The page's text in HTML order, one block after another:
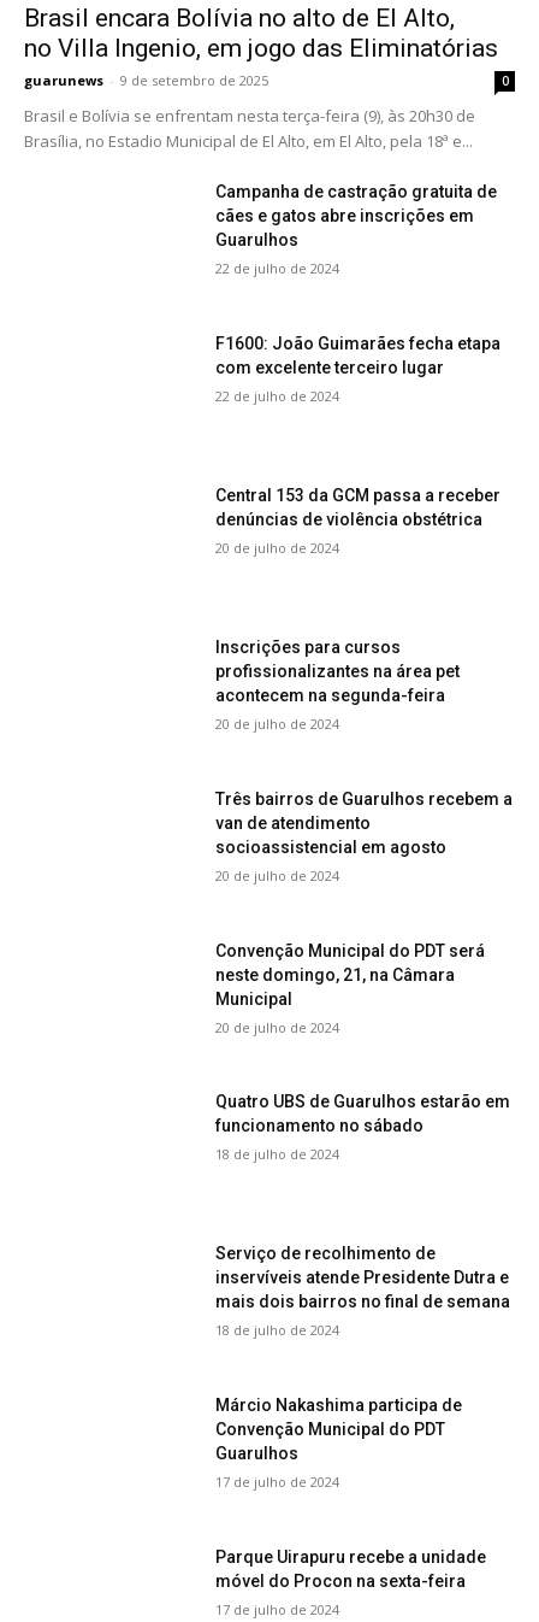
Brasil encara Bolívia no alto de El Alto,
no Villa Ingenio, em jogo das Eliminatórias
guarunews - 9 de setembro de 2025 0
Brasil e Bolívia se enfrentam nesta terça-feira (9), às 20h30 de
Brasília, no Estadio Municipal de El Alto, em El Alto, pela 18ª e...
Campanha de castração gratuita de
cães e gatos abre inscrições em
Guarulhos
22 de julho de 2024
F1600: João Guimarães fecha etapa
com excelente terceiro lugar
22 de julho de 2024
Central 153 da GCM passa a receber
denúncias de violência obstétrica
20 de julho de 2024
Inscrições para cursos
profissionalizantes na área pet
acontecem na segunda-feira
20 de julho de 2024
Três bairros de Guarulhos recebem a
van de atendimento
socioassistencial em agosto
20 de julho de 2024
Convenção Municipal do PDT será
neste domingo, 21, na Câmara
Municipal
20 de julho de 2024
Quatro UBS de Guarulhos estarão em
funcionamento no sábado
18 de julho de 2024
Serviço de recolhimento de
inservíveis atende Presidente Dutra e
mais dois bairros no final de semana
18 de julho de 2024
Márcio Nakashima participa de
Convenção Municipal do PDT
Guarulhos
17 de julho de 2024
Parque Uirapuru recebe a unidade
móvel do Procon na sexta-feira
17 de julho de 2024